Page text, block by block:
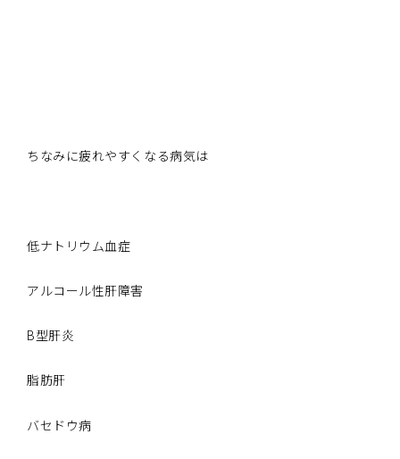
ちなみに疲れやすくなる病気は
低ナトリウム血症
アルコール性肝障害
B型肝炎
脂肪肝
バセドウ病